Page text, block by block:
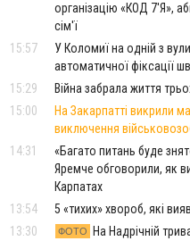
організацію «КОД 7'Я»,
сім'ї
15:57
У Коломиї на одній з
автоматичної фіксації
15:29
Війна забрала життя
15:00
На Закарпатті викрили
виключення
14:31
«Багато питань буде
Яремче обговорили, як
Карпатах
13:54
5 «тихих» хвороб, які
13:30
ФОТО
На Надрічній